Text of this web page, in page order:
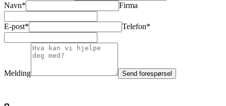
Navn*
Firma
E-post* Telefon*
Melding Send forespørsel